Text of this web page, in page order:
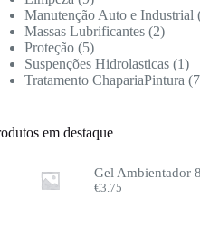
Manutenção Auto e Industrial
Massas Lubrificantes 2
Proteção 5
Suspenções Hidrolasticas 1
Tratamento ChapariaPintura
7
em destaque
Gel Ambientador
€3.75